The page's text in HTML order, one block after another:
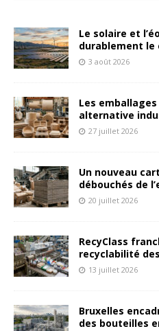
Le solaire et
durablement le
3 août 2026
Les
alternative
27 juillet 2026
Un nouveau
débouchés de
20 juillet 2026
RecyClass
recyclabilité
13 juillet 2026
Bruxelles
des bouteilles